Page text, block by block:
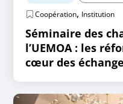
Coopération, Institution
Séminaire des
l’UEMOA : les
cœur des